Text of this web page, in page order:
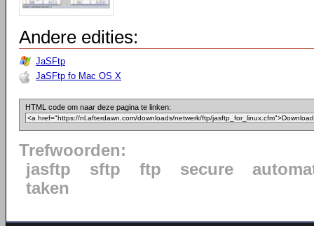
Andere edities:
JaSFtp
JaSFtp fo Mac OS X
HTML code om naar deze pagina te linken:
Trefwoorden:
jasftp
sftp ftp secure
taken